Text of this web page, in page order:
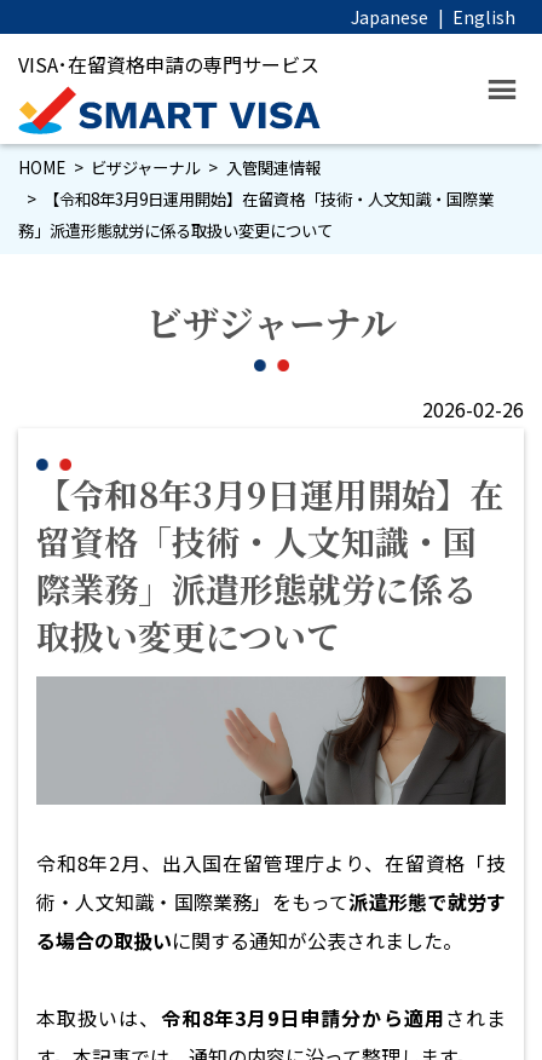
VISA･在留資格申請の専門サービス
Japanese | English
HOME ビザジャーナル
入管関連情報
【令和8年3月9日運用開始】在留資格「技術・人文知識・国際業
務」派遣形態就労に係る取扱い変更について
ビザジャーナル
2026-02-26
【令和8年3月9日運用開始】在
留資格「技術・人文知識・国
際業務」派遣形態就労に係る
取扱い変更について
令和8年2月、出入国在留管理庁より、 在留資格「技
術・人文知識・国際業務」をもって派遣形態で就労す
る場合の取扱いに関する通知が公表されました。
本取扱いは、 令和8年3月9日申請分から適用されま